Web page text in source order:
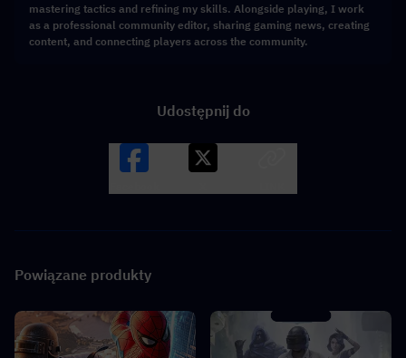
mastering tactics and refining my skills. Alongside playing, I work
as a professional community editor, sharing gaming news, creating
content, and connecting players across the community.
Udostępnij do
Powiązane produkty